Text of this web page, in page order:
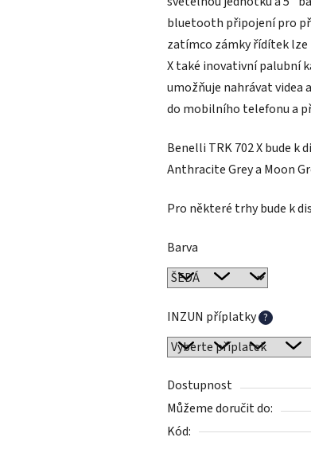
bluetooth připojení pro
zatímco zámky řídítek lze
X také inovativní palubní
umožňuje nahrávat videa
do mobilního telefonu a
Benelli TRK 702 X bude k
Anthracite Grey a Moon
Pro některé trhy bude k
Barva
INZUN příplatky ?
Dostupnost
Můžeme doručit do:
Kód: